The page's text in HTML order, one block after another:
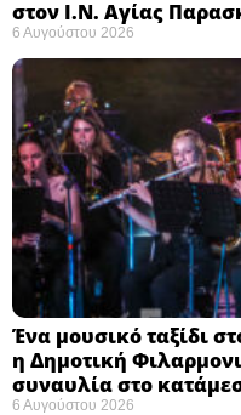
στον Ι.Ν. Αγίας
6 Αυγούστου 2026
Ένα μουσικό ταξίδι
η Δημοτική
συναυλία στο
6 Αυγούστου 2026